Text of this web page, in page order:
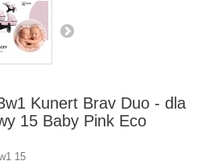
Kunert Brav Duo - dla
15 Baby Pink Eco
15